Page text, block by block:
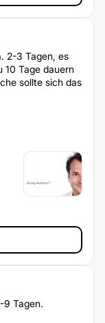
2-3 Tagen, es
10 Tage dauern
sollte sich das
9 Tagen.